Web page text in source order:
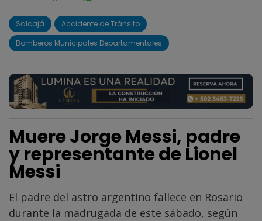
Salcajá
Accidente de Tránsito
Bomberos Municipales Departamentales
Muere Jorge Messi, padre
y representante de Lionel
Messi
El padre del astro argentino fallece en Rosario
durante la madrugada de este sábado, según